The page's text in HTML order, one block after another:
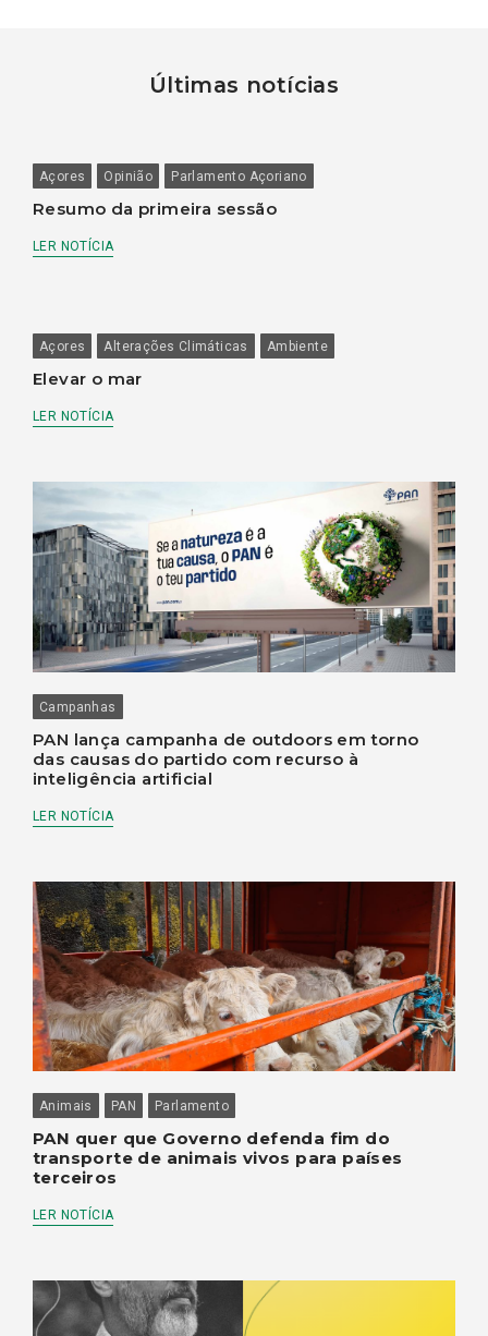
Últimas notícias
Açores Opinião Parlamento Açoriano
Resumo da primeira sessão
LER NOTÍCIA
Açores Alterações Climáticas Ambiente
Elevar o mar
LER NOTÍCIA
Campanhas
PAN lança campanha de outdoors em torno
das causas do partido com recurso à
inteligência artificial
LER NOTÍCIA
Animais PAN Parlamento
PAN quer que Governo defenda fim do
transporte de animais vivos para países
terceiros
LER NOTÍCIA